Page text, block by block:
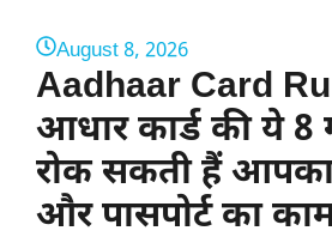
August 8, 2026
Aadhaar Card
आधार कार्ड की ये 8
रोक सकती हैं
और पासपोर्ट का